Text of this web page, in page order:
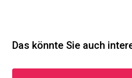
Das könnte Sie auch